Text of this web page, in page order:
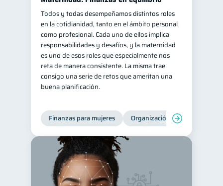
Todos y todas desempeñamos distintos roles
en la cotidianidad, tanto en el ámbito personal
como profesional. Cada uno de ellos implica
responsabilidades y desafíos, y la maternidad
es uno de esos roles que especialmente nos
reta de manera consistente. La misma trae
consigo una serie de retos que ameritan una
buena planificación.
Finanzas para mujeres Organización Financiera